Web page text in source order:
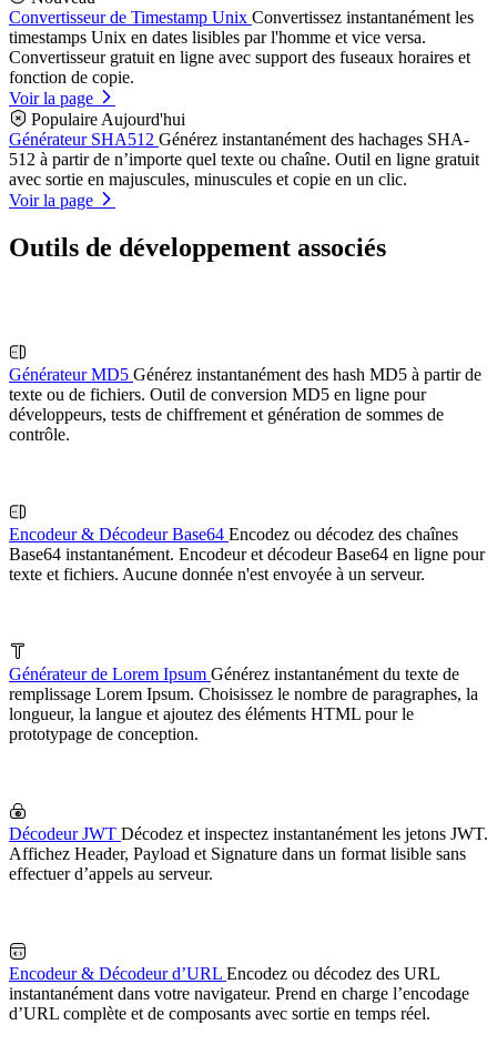
Convertisseur de Timestamp Unix Convertissez instantanément les
timestamps Unix en dates lisibles par l'homme et vice versa.
Convertisseur gratuit en ligne avec support des fuseaux horaires et
fonction de copie.
Voir la page
Populaire Aujourd'hui
Générateur SHA512 Générez instantanément des hachages SHA-
512 à partir de n’importe quel texte ou chaîne. Outil en ligne gratuit
avec sortie en majuscules, minuscules et copie en un clic.
Voir la page
Outils de développement associés
Générateur MD5 Générez instantanément des hash MD5 à partir de
texte ou de fichiers. Outil de conversion MD5 en ligne pour
développeurs, tests de chiffrement et génération de sommes de
contrôle.
Encodeur & Décodeur Base64 Encodez ou décodez des chaînes
Base64 instantanément. Encodeur et décodeur Base64 en ligne pour
texte et fichiers. Aucune donnée n'est envoyée à un serveur.
Générateur de Lorem Ipsum Générez instantanément du texte de
remplissage Lorem Ipsum. Choisissez le nombre de paragraphes, la
longueur, la langue et ajoutez des éléments HTML pour le
prototypage de conception.
Décodeur JWT Décodez et inspectez instantanément les jetons JWT.
Affichez Header, Payload et Signature dans un format lisible sans
effectuer d’appels au serveur.
Encodeur & Décodeur d’URL Encodez ou décodez des URL
instantanément dans votre navigateur. Prend en charge l’encodage
d’URL complète et de composants avec sortie en temps réel.